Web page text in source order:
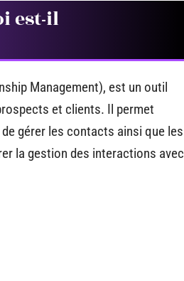
est-il
Management), est un outil
et clients. Il permet
gérer les contacts ainsi que les
la gestion des interactions avec